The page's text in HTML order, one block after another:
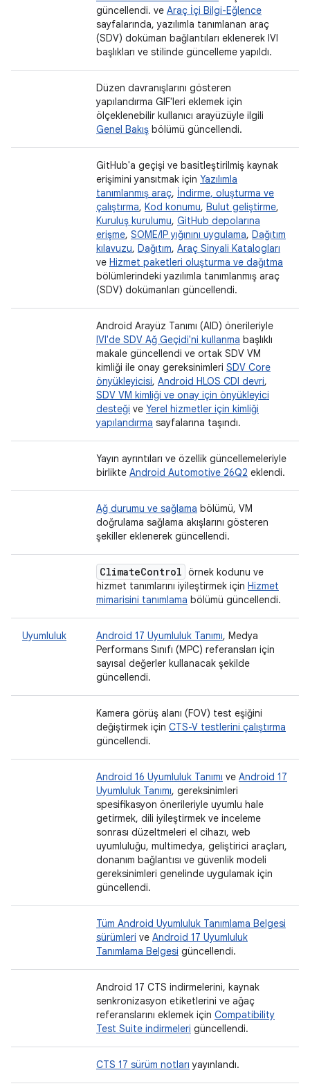
güncellendi. ve Araç İçi Bilgi-Eğlence
sayfalarında, yazılımla tanımlanan araç
(SDV) doküman bağlantıları eklenerek IVI
başlıkları ve stilinde güncelleme yapıldı.
Düzen davranışlarını gösteren
yapılandırma GIF'leri eklemek için
ölçeklenebilir kullanıcı arayüzüyle ilgili
Genel Bakış bölümü güncellendi.
GitHub'a geçişi ve basitleştirilmiş kaynak
erişimini yansıtmak için Yazılımla
tanımlanmış araç, İndirme, oluşturma ve
çalıştırma, Kod konumu, Bulut geliştirme,
Kuruluş kurulumu, GitHub depolarına
erişme, SOME/IP yığınını uygulama, Dağıtım
kılavuzu, Dağıtım, Araç Sinyali Katalogları
ve Hizmet paketleri oluşturma ve dağıtma
bölümlerindeki yazılımla tanımlanmış araç
(SDV) dokümanları güncellendi.
Android Arayüz Tanımı (AID) önerileriyle
IVI'de SDV Ağ Geçidi'ni kullanma başlıklı
makale güncellendi ve ortak SDV VM
kimliği ile onay gereksinimleri SDV Core
önyükleyicisi, Android HLOS CDI devri,
SDV VM kimliği ve onay için önyükleyici
desteği ve Yerel hizmetler için kimliği
yapılandırma sayfalarına taşındı.
Yayın ayrıntıları ve özellik güncellemeleriyle
birlikte Android Automotive 26Q2 eklendi.
Ağ durumu ve sağlama bölümü, VM
doğrulama sağlama akışlarını gösteren
şekiller eklenerek güncellendi.
ClimateControl örnek kodunu ve
hizmet tanımlarını iyileştirmek için Hizmet
mimarisini tanımlama bölümü güncellendi.
Uyumluluk Android 17 Uyumluluk Tanımı, Medya
Performans Sınıfı (MPC) referansları için
sayısal değerler kullanacak şekilde
güncellendi.
Kamera görüş alanı (FOV) test eşiğini
değiştirmek için CTS-V testlerini çalıştırma
güncellendi.
Android 16 Uyumluluk Tanımı ve Android 17
Uyumluluk Tanımı, gereksinimleri
spesifikasyon önerileriyle uyumlu hale
getirmek, dili iyileştirmek ve inceleme
sonrası düzeltmeleri el cihazı, web
uyumluluğu, multimedya, geliştirici araçları,
donanım bağlantısı ve güvenlik modeli
gereksinimleri genelinde uygulamak için
güncellendi.
Tüm Android Uyumluluk Tanımlama Belgesi
sürümleri ve Android 17 Uyumluluk
Tanımlama Belgesi güncellendi.
Android 17 CTS indirmelerini, kaynak
senkronizasyon etiketlerini ve ağaç
referanslarını eklemek için Compatibility
Test Suite indirmeleri güncellendi.
CTS 17 sürüm notları yayınlandı.